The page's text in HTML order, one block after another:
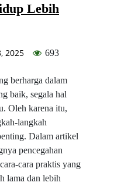
Lebih
2025 693
berharga dalam
baik, segala hal
Oleh karena itu,
langkah
Dalam artikel
pencegahan
cara praktis yang
lama dan lebih